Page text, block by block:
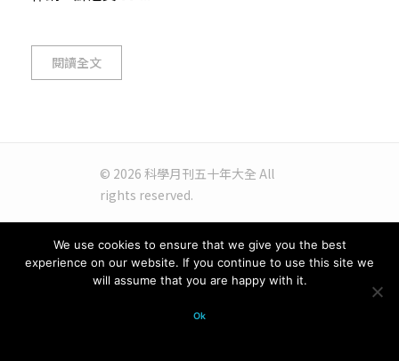
閱讀全文
© 2026 科學月刊五十年大全 All
rights reserved.
We use cookies to ensure that we give you the best
experience on our website. If you continue to use this site we
will assume that you are happy with it.
Ok